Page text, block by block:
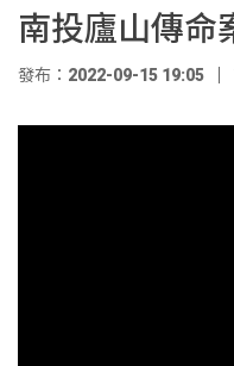
南投廬山傳命
發布：2022-09-15 19:05